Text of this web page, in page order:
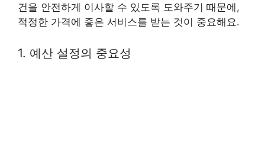
건을 안전하게 이사할 수 있도록 도와주기 때문에,
적정한 가격에 좋은 서비스를 받는 것이 중요해요.
1. 예산 설정의 중요성